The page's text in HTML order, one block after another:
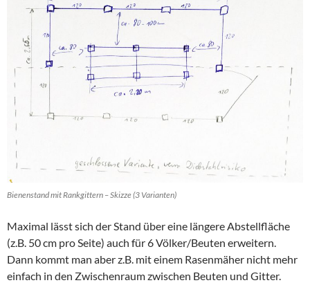
Bienenstand mit Rankgittern – Skizze (3 Varianten)
Maximal lässt sich der Stand über eine längere Abstellfläche
(z.B. 50 cm pro Seite) auch für 6 Völker/Beuten erweitern.
Dann kommt man aber z.B. mit einem Rasenmäher nicht mehr
einfach in den Zwischenraum zwischen Beuten und Gitter.